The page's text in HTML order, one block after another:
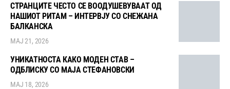
СТРАНЦИТЕ ЧЕСТО СЕ ВООДУШЕВУВААТ ОД
НАШИОТ РИТАМ – ИНТЕРВЈУ СО СНЕЖАНА
БАЛКАНСКА
МАЈ 21, 2026
УНИКАТНОСТА КАКО МОДЕН СТАВ –
ОДБЛИСКУ СО МАЈА СТЕФАНОВСКИ
МАЈ 18, 2026